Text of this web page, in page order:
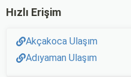
Hızlı Erişim
Akçakoca Ulaşım
Adıyaman Ulaşım